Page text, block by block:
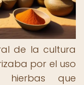
de la cultura
por el uso
hierbas que